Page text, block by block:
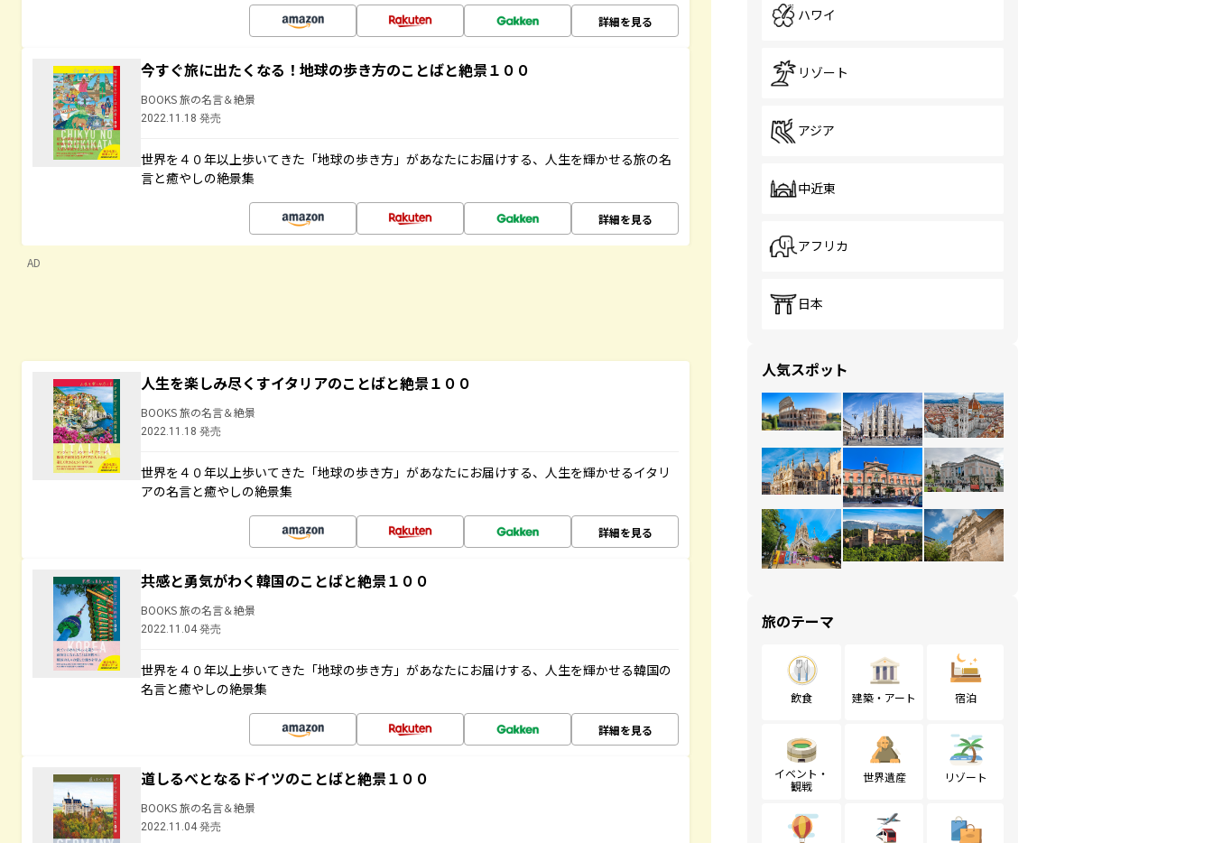
詳細を見る
今すぐ旅に出たくなる！地球の歩き方のことばと絶景１００
BOOKS 旅の名言＆絶景
2022.11.18 発売
世界を４０年以上歩いてきた「地球の歩き方」があなたにお届けする、人生を輝かせる旅の名
言と癒やしの絶景集
詳細を見る
AD
人生を楽しみ尽くすイタリアのことばと絶景１００
BOOKS 旅の名言＆絶景
2022.11.18 発売
世界を４０年以上歩いてきた「地球の歩き方」があなたにお届けする、人生を輝かせるイタリ
アの名言と癒やしの絶景集
詳細を見る
共感と勇気がわく韓国のことばと絶景１００
BOOKS 旅の名言＆絶景
2022.11.04 発売
世界を４０年以上歩いてきた「地球の歩き方」があなたにお届けする、人生を輝かせる韓国の
名言と癒やしの絶景集
詳細を見る
道しるべとなるドイツのことばと絶景１００
BOOKS 旅の名言＆絶景
2022.11.04 発売
ハワイ
リゾート
アジア
中近東
アフリカ
日本
人気スポット
旅のテーマ
飲食 建築・アート 宿泊
イベント・
観戦
世界遺産 リゾート